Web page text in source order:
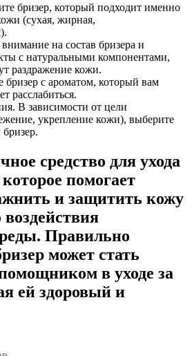
бризер, который подходит именно
(сухая, жирная,
на состав бризера и
с натуральными компонентами,
раздражение кожи.
с ароматом, который вам
расслабиться.
В зависимости от цели
укрепление кожи), выберите
средство для ухода
помогает
и защитить кожу
воздействия
Правильно
может стать
в уходе за
ей здоровый и